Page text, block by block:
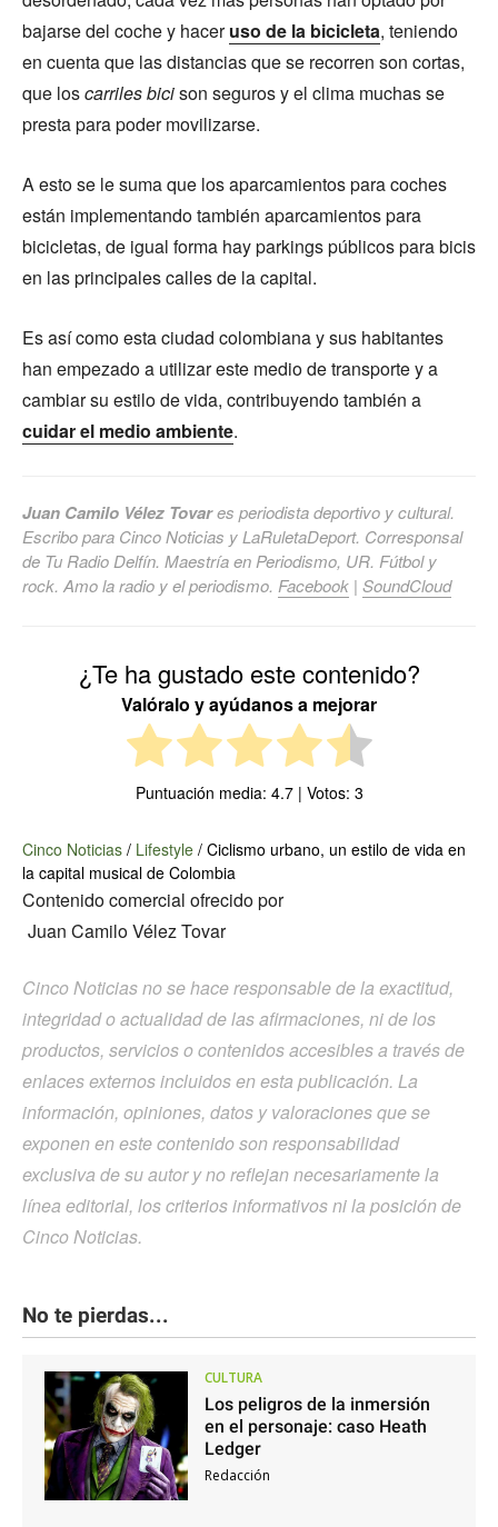
bajarse del coche y haceruso de la bicicleta, teniendo
en cuenta que las distancias que se recorren son cortas,
que loscarriles bicison seguros y el clima muchas se
presta para poder movilizarse.
A esto se le suma que los aparcamientos para coches
están implementando también aparcamientos para
bicicletas, de igual forma hay parkings públicos para bicis
en las principales calles de la capital.
Es así como esta ciudad colombiana y sus habitantes
han empezado a utilizar este medio de transporte y a
cambiar su estilo de vida, contribuyendo también a
cuidar el medio ambiente.
Juan Camilo Vélez Tovares periodista deportivo y cultural.
Escribo para Cinco Noticias y LaRuletaDeport. Corresponsal
de Tu Radio Delfín. Maestría en Periodismo, UR. Fútbol y
rock. Amo la radio y el periodismo. Facebook | SoundCloud
¿Te ha gustado este contenido?
Valóralo y ayúdanos a mejorar
Puntuación media: 4.7| Votos: 3
Cinco Noticias / Lifestyle / Ciclismo urbano, un estilo de vida en
la capital musical de Colombia
Contenido comercial ofrecido por
Juan Camilo Vélez Tovar
Cinco Noticias no se hace responsable de la exactitud,
integridad o actualidad de las afirmaciones, ni de los
productos, servicios o contenidos accesibles a través de
enlaces externos incluidos en esta publicación. La
información, opiniones, datos y valoraciones que se
exponen en este contenido son responsabilidad
exclusiva de su autor y no reflejan necesariamente la
línea editorial, los criterios informativos ni la posición de
Cinco Noticias.
No te pierdas...
CULTURA
Los peligros de la inmersión
en el personaje: caso Heath
Ledger
Redacción